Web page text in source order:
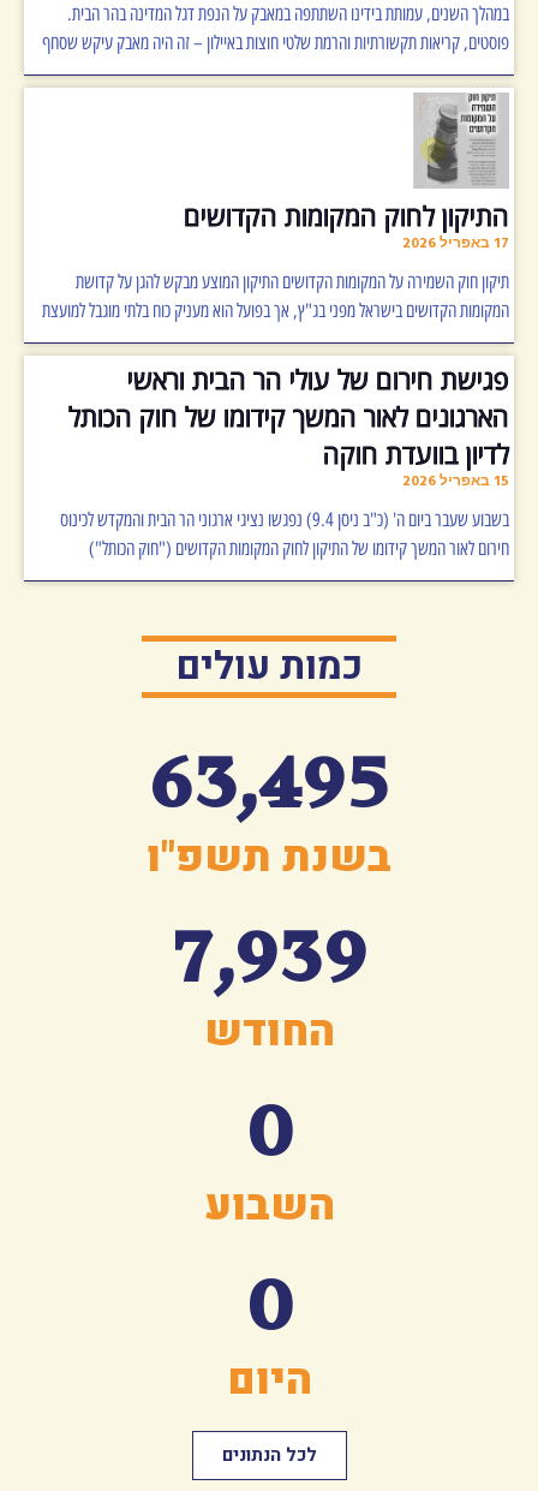
במהלך השנים, עמותת בידינו השתתפה במאבק על הנפת דגל המדינה בהר הבית.
פוסטים, קריאות תקשורתיות והרמת שלטי חוצות באיילון – זה היה מאבק עיקש שסחף
התיקון לחוק המקומות הקדושים
17 באפריל 2026
תיקון חוק השמירה על המקומות הקדושים התיקון המוצע מבקש להגן על קדושת
המקומות הקדושים בישראל מפני בג"ץ, אך בפועל הוא מעניק כוח בלתי מוגבל למועצת
פגישת חירום של עולי הר הבית וראשי
הארגונים לאור המשך קידומו של חוק הכותל
לדיון בוועדת חוקה
15 באפריל 2026
בשבוע שעבר ביום ה' (כ"ב ניסן 9.4) נפגשו נציגי ארגוני הר הבית והמקדש לכינוס
חירום לאור המשך קידומו של התיקון לחוק המקומות הקדושים ("חוק הכותל")
כמות עולים
63,495
בשנת תשפ"ו
7,939
החודש
0
השבוע
0
היום
לכל הנתונים